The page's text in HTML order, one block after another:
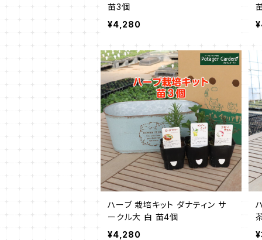
苗3個
¥4,280
ハーブ 栽培キット ダナティン サ
ークル大 白 苗4個
¥4,280